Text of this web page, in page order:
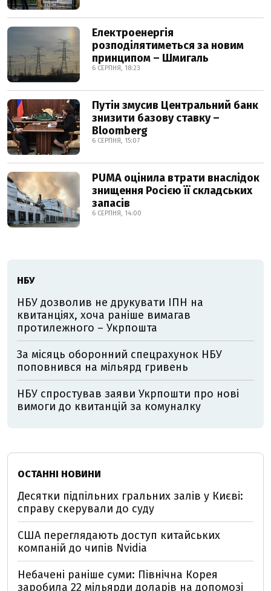
Електроенергія
розподілятиметься за новим
принципом – Шмигаль
6 СЕРПНЯ, 18:23
Путін змусив Центральний банк
знизити базову ставку –
Bloomberg
6 СЕРПНЯ, 15:07
PUMA оцінила втрати внаслідок
знищення Росією її складських
запасів
6 СЕРПНЯ, 14:00
НБУ
НБУ дозволив не друкувати ІПН на
квитанціях, хоча раніше вимагав
протилежного – Укрпошта
За місяць оборонний спецрахунок НБУ
поповнився на мільярд гривень
НБУ спростував заяви Укрпошти про нові
вимоги до квитанцій за комуналку
ОСТАННІ НОВИНИ
Десятки підпільних гральних залів у Києві:
справу скерували до суду
США переглядають доступ китайських
компаній до чипів Nvidia
Небачені раніше суми: Північна Корея
заробила 22 мільярди доларів на допомозі